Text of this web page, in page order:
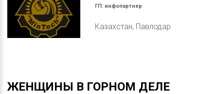
ГП: инфопартнер
Казахстан, Павлодар
ЖЕНЩИНЫ В ГОРНОМ ДЕЛЕ